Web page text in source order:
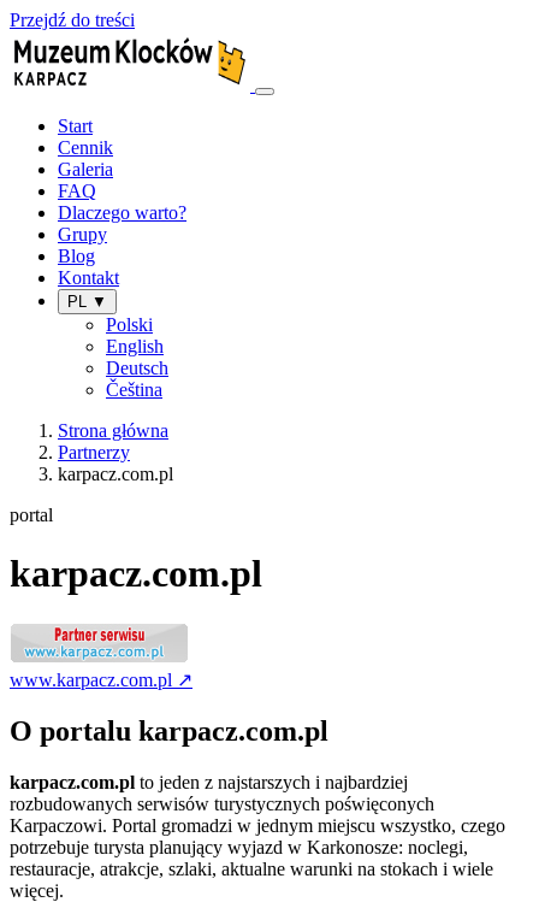
Przejdź do treści
Start
Cennik
Galeria
FAQ
Dlaczego warto?
Grupy
Blog
Kontakt
PL ▼
Polski
English
Deutsch
Čeština
Strona główna
Partnerzy
karpacz.com.pl
portal
karpacz.com.pl
www.karpacz.com.pl ↗
O portalu karpacz.com.pl
karpacz.com.pl to jeden z najstarszych i najbardziej
rozbudowanych serwisów turystycznych poświęconych
Karpaczowi. Portal gromadzi w jednym miejscu wszystko, czego
potrzebuje turysta planujący wyjazd w Karkonosze: noclegi,
restauracje, atrakcje, szlaki, aktualne warunki na stokach i wiele
więcej.